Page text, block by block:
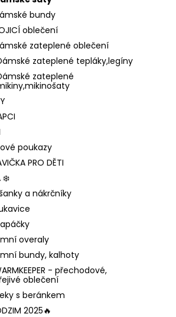
bundy
oblečení
zateplené oblečení
zateplené tepláky,legíny
zateplené
poukazy
PRO DĚTI
❄️
a nákrčníky
overaly
bundy, kalhoty
- přechodové,
oblečení
s beránkem
2025🔥